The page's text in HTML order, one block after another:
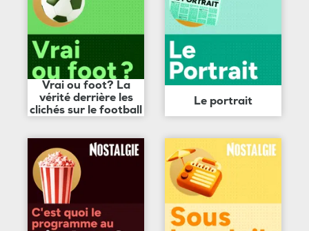
Vrai ou foot? La
vérité derrière les
clichés sur le football
Le portrait